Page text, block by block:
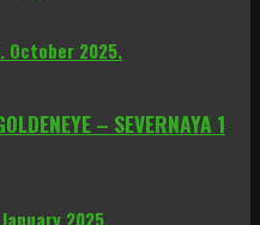
October 2025.
– SEVERNAYA 1
2025.